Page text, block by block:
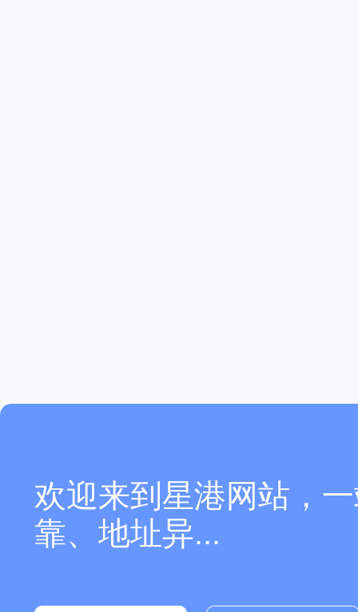
欢迎来到星港网站，
靠、地址异...